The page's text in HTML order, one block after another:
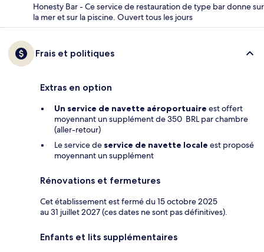
Honesty Bar - Ce service de restauration de type bar donne sur
la mer et sur la piscine. Ouvert tous les jours
Frais et politiques
Extras en option
Un service de navette aéroportuaire est offert
moyennant un supplément de 350 BRL par chambre
(aller-retour)
Le service de service de navette locale est proposé
moyennant un supplément
Rénovations et fermetures
Cet établissement est fermé du 15 octobre 2025
au 31 juillet 2027 (ces dates ne sont pas définitives).
Enfants et lits supplémentaires